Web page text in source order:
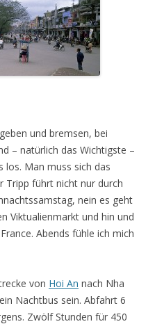
und bremsen, bei
– natürlich das Wichtigste –
los. Man muss sich das
Tripp führt nicht nur durch
nein es geht
Viktualienmarkt und hin und
Abends fühle ich mich
von Hoi An nach Nha
Nachtbus sein. Abfahrt 6
Zwölf Stunden für 450